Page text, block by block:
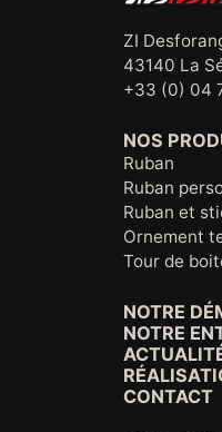
ZI
43140 La
+33 (0) 04
NOS
Ruban
Ruban
Ruban et
Ornement
Tour de
NOTRE
NOTRE
CONTACT